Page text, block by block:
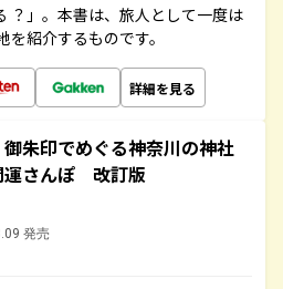
？」。本書は、旅人として一度は
紹介するものです。
詳細を見る
朱印でめぐる神奈川の神社
運さんぽ 改訂版
発売